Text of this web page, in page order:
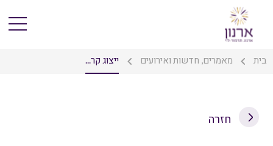
בית מאמרים, חדשות ואירועים ייצוג קר...
חזרה